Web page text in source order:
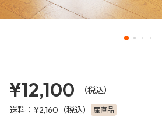
¥12,100
（税込）
送料： ¥2,160 （税込） 産直品